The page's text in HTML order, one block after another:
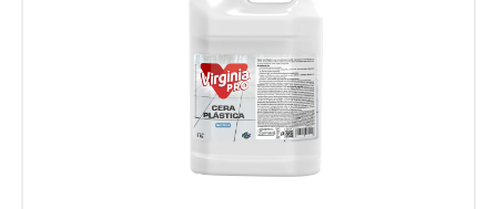
VER PRODUCTO